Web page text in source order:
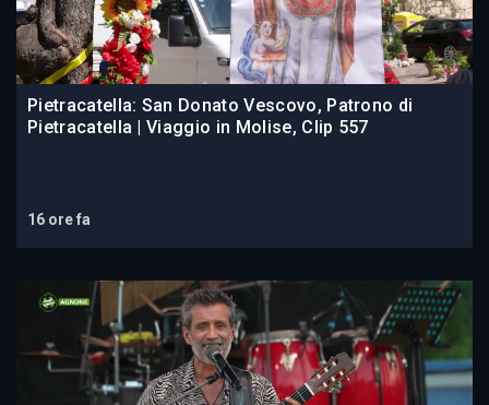
Pietracatella: San Donato Vescovo, Patrono di
Pietracatella | Viaggio in Molise, Clip 557
16 ore fa